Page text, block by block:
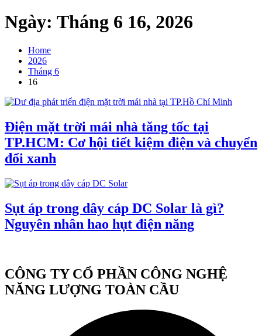
Ngày: Tháng 6 16, 2026
Home
2026
Tháng 6
16
Điện mặt trời mái nhà tăng tốc tại
TP.HCM: Cơ hội tiết kiệm điện và chuyển
đổi xanh
Sụt áp trong dây cáp DC Solar là gì?
Nguyên nhân hao hụt điện năng
CÔNG TY CỔ PHẦN CÔNG NGHỆ
NĂNG LƯỢNG TOÀN CẦU